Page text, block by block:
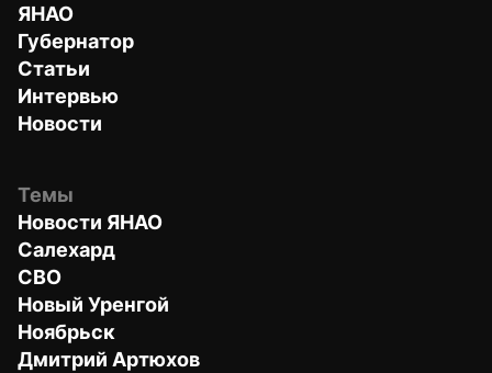
ЯНАО
Губернатор
Статьи
Интервью
Новости
Темы
Новости ЯНАО
Салехард
СВО
Новый Уренгой
Ноябрьск
Дмитрий Артюхов